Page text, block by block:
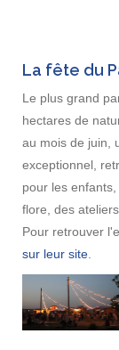
La fête du
Le plus grand
hectares de
au mois de juin,
exceptionnel,
pour les
flore, des
Pour retrouver
sur leur site.